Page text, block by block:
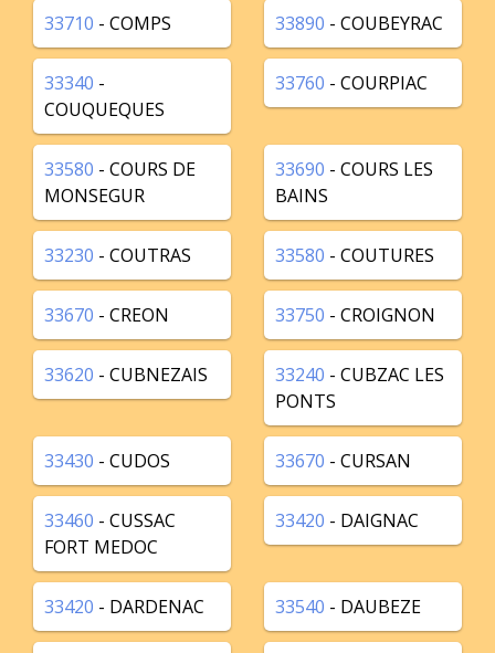
33710 - COMPS 33890 - COUBEYRAC
33340 -
COUQUEQUES
33760 - COURPIAC
33580 - COURS DE
MONSEGUR
33690 - COURS LES
BAINS
33230 - COUTRAS 33580 - COUTURES
33670 - CREON 33750 - CROIGNON
33620 - CUBNEZAIS 33240 - CUBZAC LES
PONTS
33430 - CUDOS 33670 - CURSAN
33460 - CUSSAC
FORT MEDOC
33420 - DAIGNAC
33420 - DARDENAC 33540 - DAUBEZE